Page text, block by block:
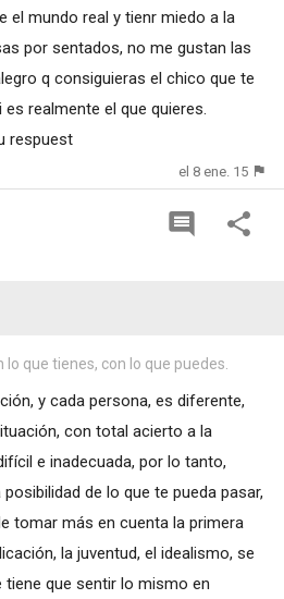
el mundo real y tienr miedo a la
por sentados, no me gustan las
q consiguieras el chico que te
realmente el que quieres.
respuest
el 8 ene. 15
lo que tienes, con lo que puedes.
y cada persona, es diferente,
con total acierto a la
e inadecuada, por lo tanto,
de lo que te pueda pasar,
tomar más en cuenta la primera
la juventud, el idealismo, se
tiene que sentir lo mismo en